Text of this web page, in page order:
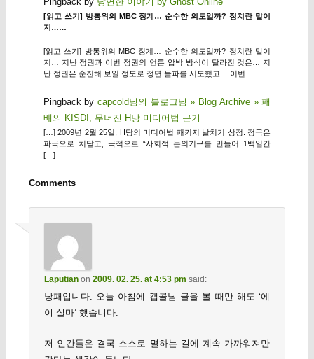
[읽고 쓰기] 방통위의 MBC 징계… 순수한 의도일까? 정치란 말이
지……
[읽고 쓰기] 방통위의 MBC 징계… 순수한 의도일까? 정치란 말이
지… 지난 정권과 이번 정권의 언론 압박 방식이 달라진 것은… 지
난 정권은 순진해 보일 정도로 정면 돌파를 시도했고… 이번…
Pingback bycapcold님의 블로그님 » Blog Archive » 패
배의 KISDI, 무너진 H당 미디어법 근거
[…] 2009년 2월 25일, H당의 미디어법 패키지 날치기 상정. 정국은
파국으로 치닫고, 극적으로 “사회적 논의기구를 만들어 1백일간
[…]
Comments
Laputianon 2009. 02. 25. at 4:53 pm said:
낭패입니다. 오늘 아침에 캡콜님 글을 볼 때만 해도 ‘에
이 설마’ 했습니다.
저 인간들은 결국 스스로 멸하는 길에 계속 가까워져만